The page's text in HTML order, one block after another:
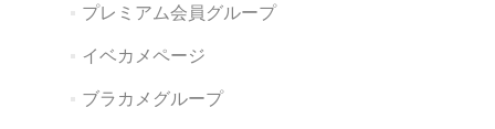
プレミアム会員グループ
イベカメページ
ブラカメグループ